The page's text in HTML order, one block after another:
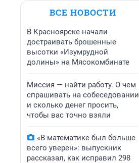
ВСЕ НОВОСТИ
В Красноярске начали
достраивать брошенные
высотки «Изумрудной
долины» на Мясокомбинате
Миссия — найти работу. О чем
спрашивать на собеседовании
и сколько денег просить,
чтобы вас точно взяли
«В математике был больше
всего уверен»: выпускник
рассказал, как исправил 298